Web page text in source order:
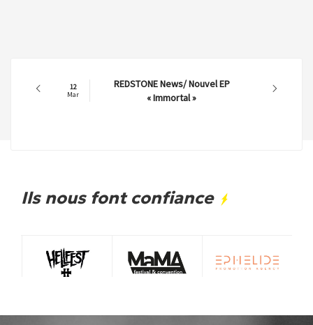
12
Mar
REDSTONE News/ Nouvel EP
« Immortal »
Ils nous font confiance